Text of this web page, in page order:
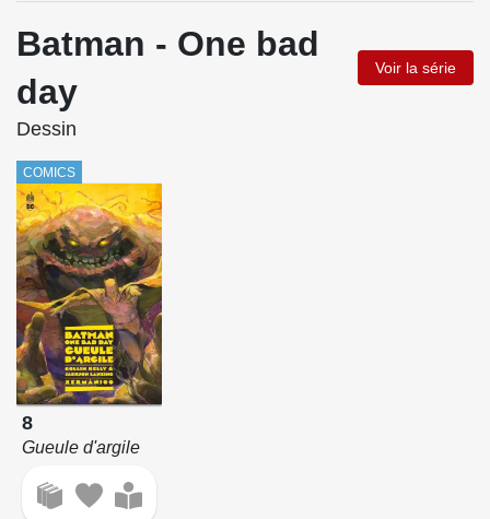
Batman - One bad
day
Voir la série
Dessin
COMICS
8
Gueule d'argile